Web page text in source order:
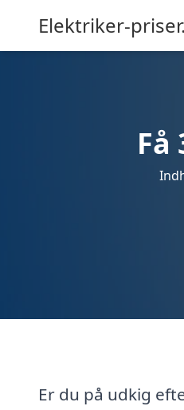
Elektriker-
Er du på udkig